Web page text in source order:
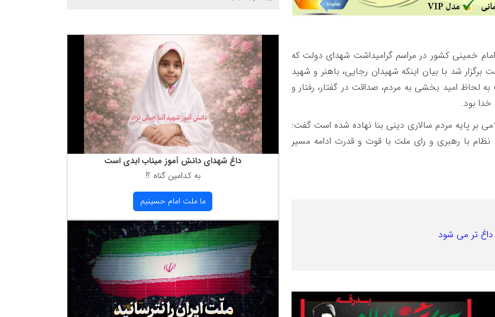
خمینی کشور در مراسم گرامیداشت شهدای دولت که
شد با بیان اینکه شهیدان رجایی، باهنر و شهید
لحاظ امید بخشی به مردم، صداقت در گفتار، رفتار و
خدا بود.
بر پایه مردم سالاری دینی بنا نهاده شده است گفت:
نظام با رهبری و رای ملت با قوت و قدرت ادامه مسیر
داغ تر می شود
داغ شهدای دانش آموز میناب ابدی است
به كدامین گناه ؟!
ما ملت امام حسینیم